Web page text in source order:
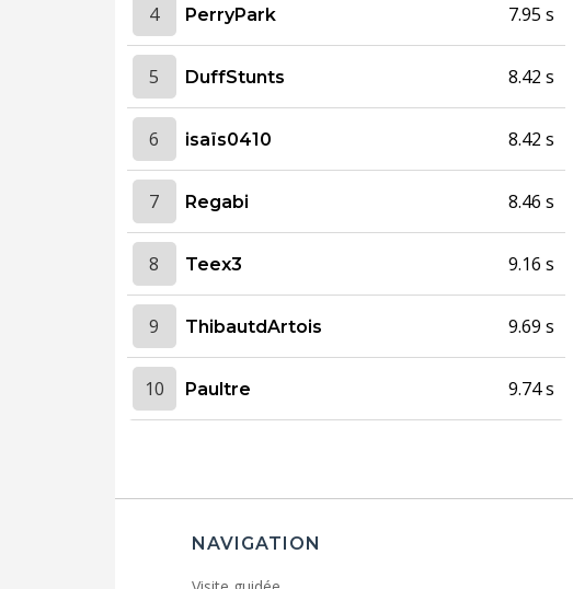
4 PerryPark 7.95 s
5 DuffStunts 8.42 s
6 isaïs0410 8.42 s
7 Regabi 8.46 s
8 Teex3 9.16 s
9 ThibautdArtois 9.69 s
10 Paultre 9.74 s
NAVIGATION